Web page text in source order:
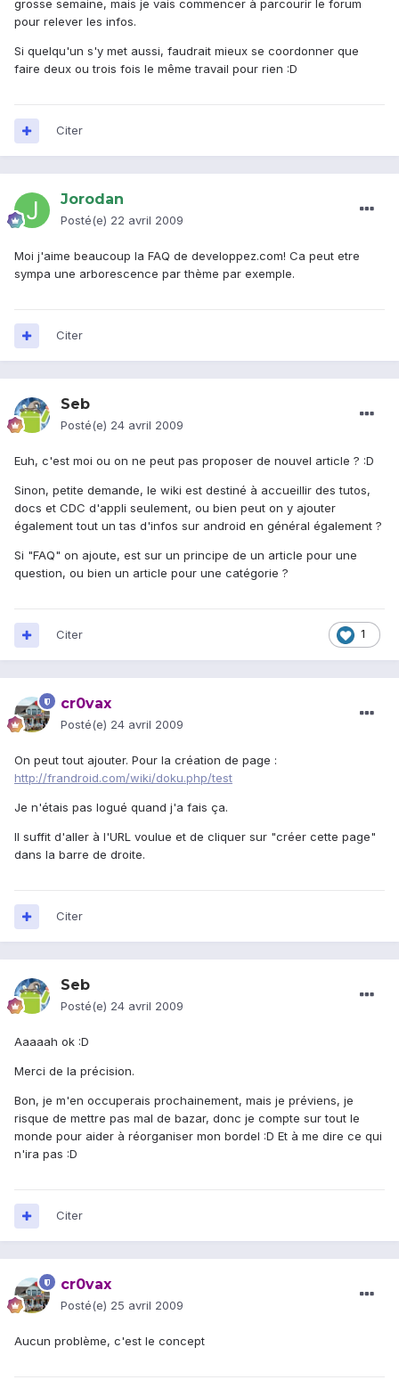
grosse semaine, mais je vais commencer à parcourir le forum
pour relever les infos.
Si quelqu'un s'y met aussi, faudrait mieux se coordonner que
faire deux ou trois fois le même travail pour rien :D
Citer
Jorodan
Posté(e) 22 avril 2009
Moi j'aime beaucoup la FAQ de developpez.com! Ca peut etre
sympa une arborescence par thème par exemple.
Citer
Seb
Posté(e) 24 avril 2009
Euh, c'est moi ou on ne peut pas proposer de nouvel article ? :D
Sinon, petite demande, le wiki est destiné à accueillir des tutos,
docs et CDC d'appli seulement, ou bien peut on y ajouter
également tout un tas d'infos sur android en général également ?
Si "FAQ" on ajoute, est sur un principe de un article pour une
question, ou bien un article pour une catégorie ?
1
Citer
cr0vax
Posté(e) 24 avril 2009
On peut tout ajouter. Pour la création de page :
http://frandroid.com/wiki/doku.php/test
Je n'étais pas logué quand j'a fais ça.
Il suffit d'aller à l'URL voulue et de cliquer sur "créer cette page"
dans la barre de droite.
Citer
Seb
Posté(e) 24 avril 2009
Aaaaah ok :D
Merci de la précision.
Bon, je m'en occuperais prochainement, mais je préviens, je
risque de mettre pas mal de bazar, donc je compte sur tout le
monde pour aider à réorganiser mon bordel :D Et à me dire ce qui
n'ira pas :D
Citer
cr0vax
Posté(e) 25 avril 2009
Aucun problème, c'est le concept